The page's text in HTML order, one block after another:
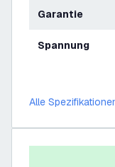
Garantie
Spannung
Alle